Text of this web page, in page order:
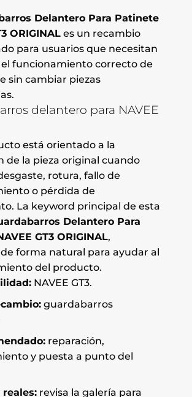
Delantero Para Patinete
ORIGINALes un recambio
para usuarios que necesitan
funcionamiento correcto de
sin cambiar piezas
delantero para NAVEE
está orientado a la
de la pieza original cuando
rotura, fallo de
o pérdida de
La keyword principal de esta
Delantero Para
GT3 ORIGINAL,
forma natural para ayudar al
del producto.
NAVEE GT3.
guardabarros
reparación,
y puesta a punto del
reales:revisa la galería para